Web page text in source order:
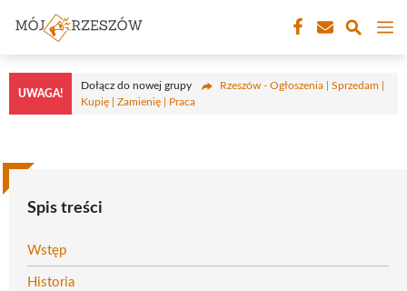
treści
UWAGA!
Dołącz do nowej grupy
Rzeszów - Ogłoszenia | Sprzedam |
Kupię | Zamienię | Praca
Spis treści
Wstęp
Historia